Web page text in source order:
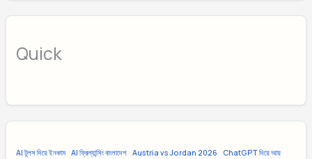
Quick
AI টুলস দিয়ে ইনকাম AI ফ্রিল্যান্সিং বাংলাদেশ Austria vs Jordan 2026 ChatGPT দিয়ে আয়